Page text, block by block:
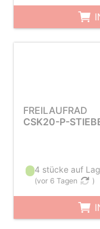
FREILAUFRAD
CSK20-P-
4 stücke auf
(vor 6 Tagen )